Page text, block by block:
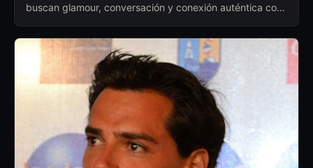
buscan glamour, conversación y conexión auténtica con